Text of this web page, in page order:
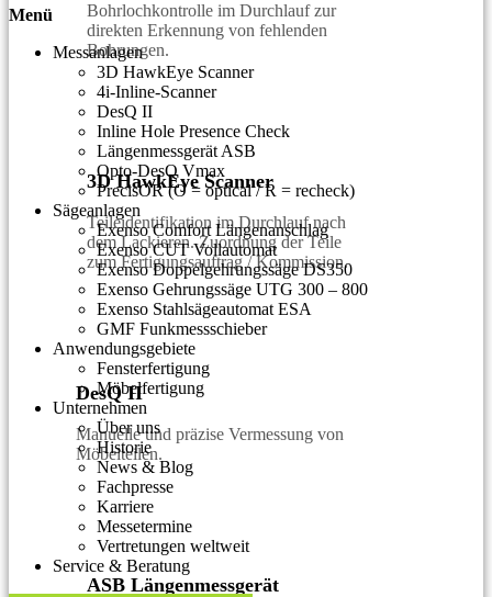
Bohrlochkontrolle im Durchlauf zur
direkten Erkennung von fehlenden
Bohrungen.
3D HawkEye Scanner
Teileidentifikation im Durchlauf nach
dem Lackieren. Zuordnung der Teile
zum Fertigungsauftrag / Kommission.
DesQ II
Manuelle und präzise Vermessung von
Möbelteilen.
ASB Längenmessgerät
Menü
Messanlagen
3D HawkEye Scanner
4i-Inline-Scanner
DesQ II
Inline Hole Presence Check
Längenmessgerät ASB
Opto-DesQ Vmax
PrecisOR (O = optical / R = recheck)
Sägeanlagen
Exenso Comfort Längenanschlag
Exenso CUT Vollautomat
Exenso Doppelgehrungssäge DS350
Exenso Gehrungssäge UTG 300 – 800
Exenso Stahlsägeautomat ESA
GMF Funkmessschieber
Anwendungsgebiete
Fensterfertigung
Möbelfertigung
Unternehmen
Über uns
Historie
News & Blog
Fachpresse
Karriere
Messetermine
Vertretungen weltweit
Service & Beratung